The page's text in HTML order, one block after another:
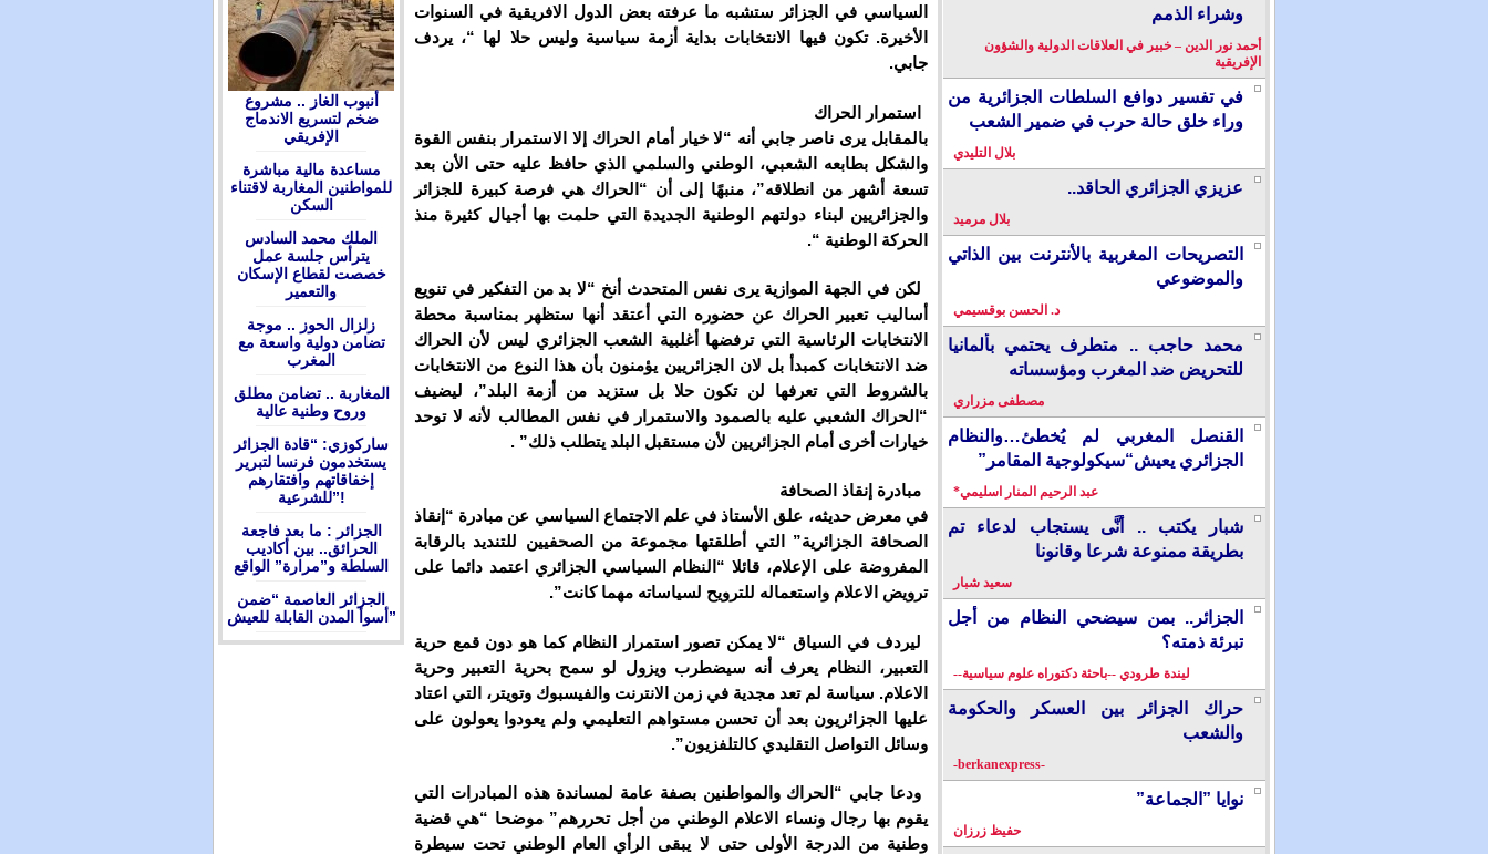
وشراء الذمم
أحمد نور الدين – خبير في العلاقات الدولية والشؤون
الإفريقية
في تفسير دوافع السلطات الجزائرية من
وراء خلق حالة حرب في ضمير الشعب
بلال التليدي
عزيزي الجزائري الحاقد..
بلال مرميد
التصريحات المغربية بالأنترنت بين الذاتي
والموضوعي
د. الحسن بوقسيمي
محمد حاجب .. متطرف يحتمي بألمانيا
للتحريض ضد المغرب ومؤسساته
مصطفى مزراري
القنصل المغربي لم يُخطئ…والنظام
الجزائري يعيش“سيكولوجية المقامر”
عبد الرحيم المنار اسليمي*
شبار يكتب .. أنَّى يستجاب لدعاء تم
بطريقة ممنوعة شرعا وقانونا
سعيد شبار
الجزائر.. بمن سيضحي النظام من أجل
تبرئة ذمته؟
ليندة طرودي --باحثة دكتوراه علوم سياسية--
حراك الجزائر بين العسكر والحكومة
والشعب
-berkanexpress-
نوايا ”الجماعة”
حفيظ زرزان
السياسي في الجزائر ستشبه ما عرفته بعض الدول الافريقية في السنوات
الأخيرة. تكون فيها الانتخابات بداية أزمة سياسية وليس حلا لها “، يردف
جابي.
استمرار الحراك
بالمقابل يرى ناصر جابي أنه “لا خيار أمام الحراك إلا الاستمرار بنفس القوة
والشكل بطابعه الشعبي، الوطني والسلمي الذي حافظ عليه حتى الأن بعد
تسعة أشهر من انطلاقه”، منبهًا إلى أن “الحراك هي فرصة كبيرة للجزائر
والجزائريين لبناء دولتهم الوطنية الجديدة التي حلمت بها أجيال كثيرة منذ
الحركة الوطنية “.
لكن في الجهة الموازية يرى نفس المتحدث أنخ “لا بد من التفكير في تنويع
أساليب تعبير الحراك عن حضوره التي أعتقد أنها ستظهر بمناسبة محطة
الانتخابات الرئاسية التي ترفضها أغلبية الشعب الجزائري ليس لأن الحراك
ضد الانتخابات كمبدأ بل لان الجزائريين يؤمنون بأن هذا النوع من الانتخابات
بالشروط التي تعرفها لن تكون حلا بل ستزيد من أزمة البلد”، ليضيف
“الحراك الشعبي عليه بالصمود والاستمرار في نفس المطالب لأنه لا توحد
خيارات أخرى أمام الجزائريين لأن مستقبل البلد يتطلب ذلك” .
مبادرة إنقاذ الصحافة
في معرض حديثه، علق الأستاذ في علم الاجتماع السياسي عن مبادرة “إنقاذ
الصحافة الجزائرية” التي أطلقتها مجموعة من الصحفيين للتنديد بالرقابة
المفروضة على الإعلام، قائلا “النظام السياسي الجزائري اعتمد دائما على
ترويض الاعلام واستعماله للترويح لسياساته مهما كانت”.
ليردف في السياق “لا يمكن تصور استمرار النظام كما هو دون قمع حرية
التعبير، النظام يعرف أنه سيضطرب ويزول لو سمح بحرية التعبير وحرية
الاعلام. سياسة لم تعد مجدية في زمن الانترنت والفيسبوك وتويتر، التي اعتاد
عليها الجزائريون بعد أن تحسن مستواهم التعليمي ولم يعودوا يعولون على
وسائل التواصل التقليدي كالتلفزيون”.
ودعا جابي “الحراك والمواطنين بصفة عامة لمساندة هذه المبادرات التي
يقوم بها رجال ونساء الاعلام الوطني من أجل تحررهم” موضحا “هي قضية
وطنية من الدرجة الأولى حتى لا يبقى الرأي العام الوطني تحت سيطرة
أنبوب الغاز .. مشروع
ضخم لتسريع الاندماج
الإفريقي
مساعدة مالية مباشرة
للمواطنين المغاربة لاقتناء
السكن
الملك محمد السادس
يترأس جلسة عمل
خصصت لقطاع الإسكان
والتعمير
زلزال الحوز .. موجة
تضامن دولية واسعة مع
المغرب
المغاربة .. تضامن مطلق
وروح وطنية عالية
ساركوزي: “قادة الجزائر
يستخدمون فرنسا لتبرير
إخفاقاتهم وافتقارهم
للشرعية”!
الجزائر : ما بعد فاجعة
الحرائق.. بين أكاديب
السلطة و”مرارة” الواقع
الجزائر العاصمة “ضمن
أسوأ المدن القابلة للعيش”